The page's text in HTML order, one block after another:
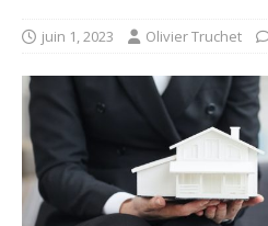
juin 1, 2023 Olivier Truchet